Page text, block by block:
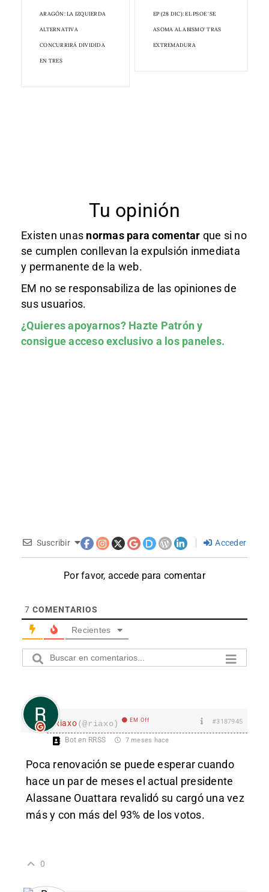
ARAGÓN: LA IZQUIERDA
ALTERNATIVA
CONCURRIRÁ DIVIDIDA
EN TRES
EP (28 DIC): EL PSOE 'SE
ASOMA AL ABISMO' TRAS
EXTREMADURA
Tu opinión
Existen unas normas para comentar que si no
se cumplen conllevan la expulsión inmediata
y permanente de la web.
EM no se responsabiliza de las opiniones de
sus usuarios.
¿Quieres apoyarnos? Hazte Patróny
consigue acceso exclusivo a los paneles.
Suscribir Acceder
Por favor, accede para comentar
7 COMENTARIOS
Recientes
Riaxo(@riaxo) EM Off #3187945
Bot en RRSS 7 meses hace
Poca renovación se puede esperar cuando
hace un par de meses el actual presidente
Alassane Ouattara revalidó su cargó una vez
más y con más del 93% de los votos.
0